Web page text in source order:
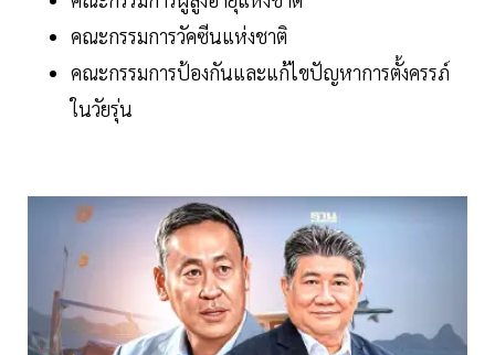
คณะกรรมการวัคซีนแห่งชาติ
คณะกรรมการป้องกันและแก้ไขปัญหาการตั้งครรภ์
ในวัยรุ่น